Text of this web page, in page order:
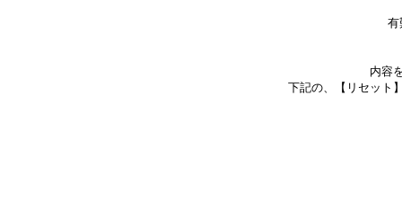
有
内容
下記の、【リセット